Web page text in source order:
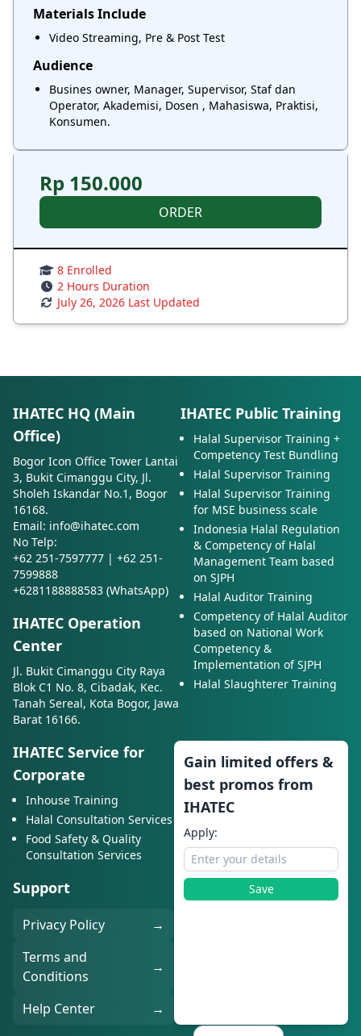
Rp 150.000
ORDER
8 Enrolled
2 Hours Duration
July 26, 2026 Last Updated
Materials Include
Video Streaming, Pre & Post Test
Audience
Busines owner, Manager, Supervisor, Staf dan
Operator, Akademisi, Dosen , Mahasiswa, Praktisi,
Konsumen.
IHATEC HQ (Main
Office)
Bogor Icon Office Tower Lantai
3, Bukit Cimanggu City, Jl.
Sholeh Iskandar No.1, Bogor
16168.
Email: info@ihatec.com
No Telp:
+62 251-7597777 | +62 251-
7599888
+6281188888583 (WhatsApp)
IHATEC Operation
Center
Jl. Bukit Cimanggu City Raya
Blok C1 No. 8, Cibadak, Kec.
Tanah Sereal, Kota Bogor, Jawa
Barat 16166.
IHATEC Public Training
Halal Supervisor Training +
Competency Test Bundling
Halal Supervisor Training
Halal Supervisor Training
for MSE business scale
Indonesia Halal Regulation
& Competency of Halal
Management Team based
on SJPH
Halal Auditor Training
Competency of Halal Auditor
based on National Work
Competency &
Implementation of SJPH
Halal Slaughterer Training
IHATEC Service for
Corporate
Inhouse Training
Halal Consultation Services
Food Safety & Quality
Consultation Services
Support
Privacy Policy
→
Terms and
Conditions
→
Help Center →
Gain limited offers &
best promos from
IHATEC
Apply:
Save